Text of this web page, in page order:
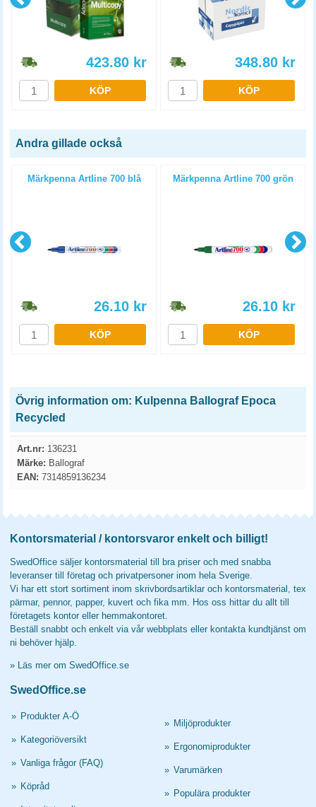
423.80 kr
KÖP
348.80 kr
KÖP
Andra gillade också
Märkpenna Artline 700 blå
26.10 kr
KÖP
Märkpenna Artline 700 grön
26.10 kr
KÖP
Övrig information om: Kulpenna Ballograf Epoca
Recycled
Art.nr: 136231
Märke: Ballograf
EAN: 7314859136234
Kontorsmaterial / kontorsvaror enkelt och billigt!
SwedOffice säljer kontorsmaterial till bra priser och med snabba
leveranser till företag och privatpersoner inom hela Sverige.
Vi har ett stort sortiment inom skrivbordsartiklar och kontorsmaterial, tex
pärmar, pennor, papper, kuvert och fika mm. Hos oss hittar du allt till
företagets kontor eller hemmakontoret.
Beställ snabbt och enkelt via vår webbplats eller kontakta kundtjänst om
ni behöver hjälp.
» Läs mer om SwedOffice.se
SwedOffice.se
» Produkter A-Ö
» Kategoriöversikt
» Vanliga frågor (FAQ)
» Köpråd
» Miljöprodukter
» Ergonomiprodukter
» Varumärken
» Populära produkter